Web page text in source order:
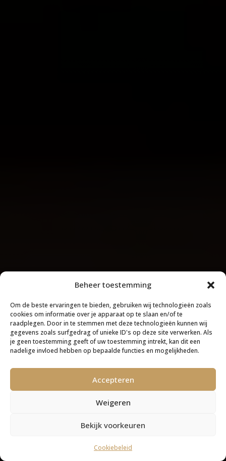
Beheer toestemming
Om de beste ervaringen te bieden, gebruiken wij technologieën zoals
cookies om informatie over je apparaat op te slaan en/of te
raadplegen. Door in te stemmen met deze technologieën kunnen wij
gegevens zoals surfgedrag of unieke ID's op deze site verwerken. Als
je geen toestemming geeft of uw toestemming intrekt, kan dit een
nadelige invloed hebben op bepaalde functies en mogelijkheden.
Accepteren
Weigeren
Bekijk voorkeuren
Cookiebeleid